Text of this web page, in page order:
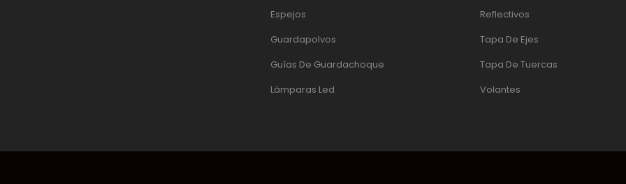
Espejos
Guardapolvos
Guías De Guardachoque
Lámparas Led
Reflectivos
Tapa De Ejes
Tapa De Tuercas
Volantes